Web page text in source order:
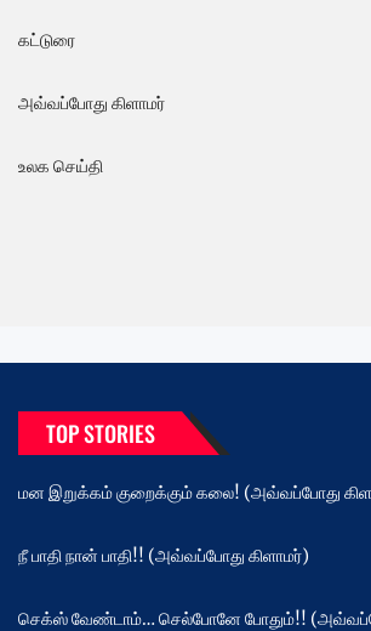
கட்டுரை
அவ்வப்போது கிளாமர்
உலக செய்தி
TOP STORIES
மன இறுக்கம் குறைக்கும் கலை! (அவ்வப்போது
நீ பாதி நான் பாதி!! (அவ்வப்போது கிளாமர்)
செக்ஸ் வேண்டாம்… செல்போனே போதும்!!